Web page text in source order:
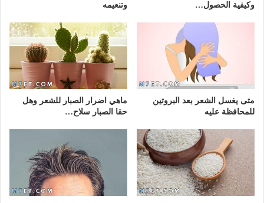
وكيفية الحصول…
وتنعيمه
متى يغسل الشعر بعد البروتين
للمحافظة عليه
ماهي اضرار الصبار للشعر وهل
حقا الصبار سلاح…